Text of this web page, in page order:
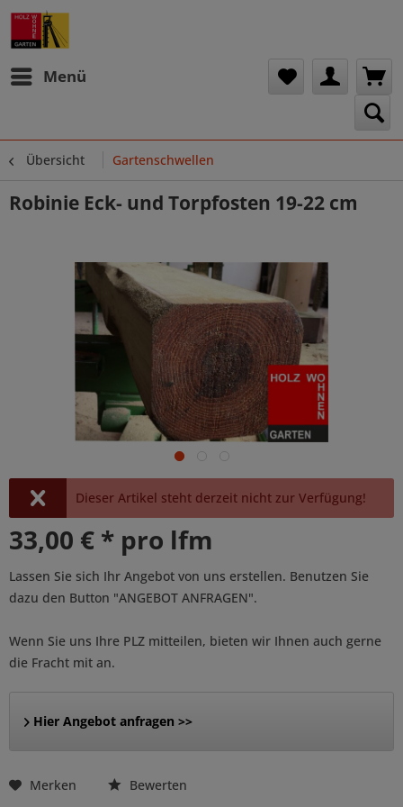
Menü
Übersicht Gartenschwellen
Robinie Eck- und Torpfosten 19-22 cm
Dieser Artikel steht derzeit nicht zur Verfügung!
33,00 € * pro lfm
Lassen Sie sich Ihr Angebot von uns erstellen. Benutzen Sie
dazu den Button "ANGEBOT ANFRAGEN".
Wenn Sie uns Ihre PLZ mitteilen, bieten wir Ihnen auch gerne
die Fracht mit an.
Hier Angebot anfragen >>
Merken Bewerten